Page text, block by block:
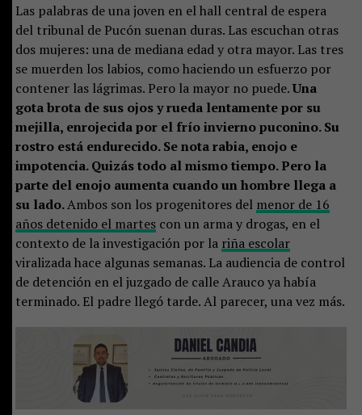
Las palabras de una joven en el hall central de espera
del tribunal de Pucón suenan duras. Las escuchan otras
dos mujeres: una de mediana edad y otra mayor. Las tres
se muerden los labios, como haciendo un esfuerzo por
contener las lágrimas. Pero la mayor no puede.Una
gota brota de sus ojos y rueda lentamente por su
mejilla, enrojecida por el frío invierno puconino. Su
rostro está endurecido. Se nota rabia, enojo e
impotencia. Quizás todo al mismo tiempo. Pero la
parte del enojo aumenta cuando un hombre llega a
su lado.Ambos son los progenitores del menor de 16
años detenido el martescon un arma y drogas, en el
contexto de la investigación por la riña escolar
viralizada hace algunas semanas. La audiencia de control
de detención en el juzgado de calle Arauco ya había
terminado. El padre llegó tarde. Al parecer, una vez más.